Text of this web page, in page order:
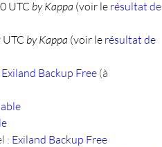
UTC by Kappa (voir le résultat de
by Kappa (voir le résultat de
Exiland Backup Free (à
: Exiland Backup Free